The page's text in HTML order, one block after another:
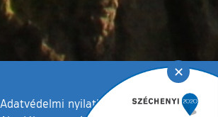
Adatvédelmi nyilatkozat
✕